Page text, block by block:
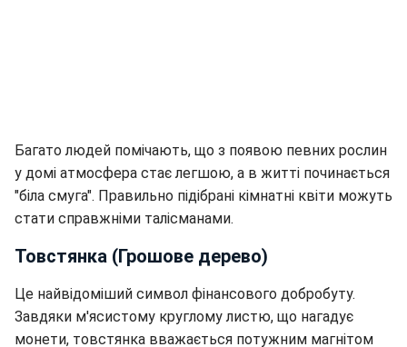
Багато людей помічають, що з появою певних рослин
у домі атмосфера стає легшою, а в житті починається
"біла смуга". Правильно підібрані кімнатні квіти можуть
стати справжніми талісманами.
Товстянка (Грошове дерево)
Це найвідоміший символ фінансового добробуту.
Завдяки м'ясистому круглому листю, що нагадує
монети, товстянка вважається потужним магнітом